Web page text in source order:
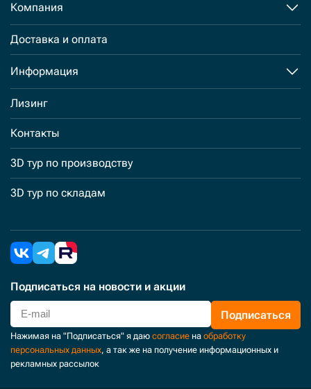
Компания
Доставка и оплата
Информация
Лизинг
Контакты
3D тур по производству
3D тур по складам
Подписаться на новости и акции
Подписаться
Нажимая на "Подписаться" я даю согласие на обработку
персональных данных, а так же на получение информационных и
рекламных рассылок